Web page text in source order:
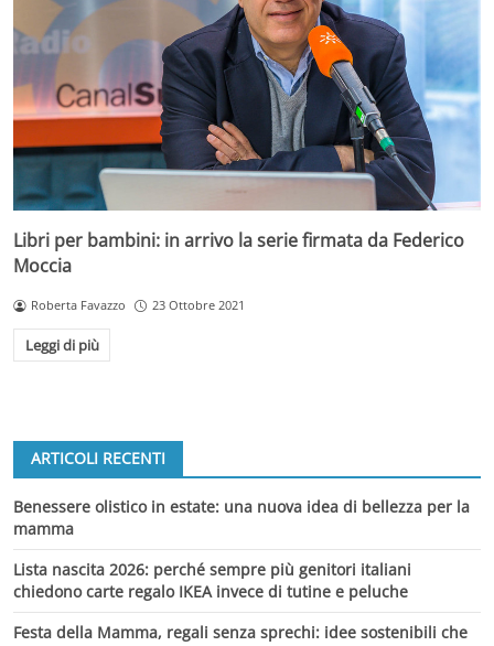
Libri per bambini: in arrivo la serie firmata da Federico
Moccia
Roberta Favazzo 23 Ottobre 2021
Leggi di più
ARTICOLI RECENTI
Benessere olistico in estate: una nuova idea di bellezza per la
mamma
Lista nascita 2026: perché sempre più genitori italiani
chiedono carte regalo IKEA invece di tutine e peluche
Festa della Mamma, regali senza sprechi: idee sostenibili che